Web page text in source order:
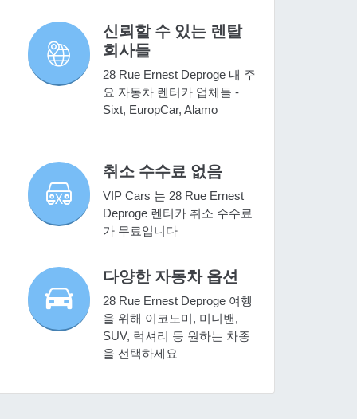
신뢰할 수 있는 렌탈
회사들
28 Rue Ernest Deproge 내 주
요 자동차 렌터카 업체들 -
Sixt, EuropCar, Alamo
취소 수수료 없음
VIP Cars 는 28 Rue Ernest
Deproge 렌터카 취소 수수료
가 무료입니다
다양한 자동차 옵션
28 Rue Ernest Deproge 여행
을 위해 이코노미, 미니밴,
SUV, 럭셔리 등 원하는 차종
을 선택하세요